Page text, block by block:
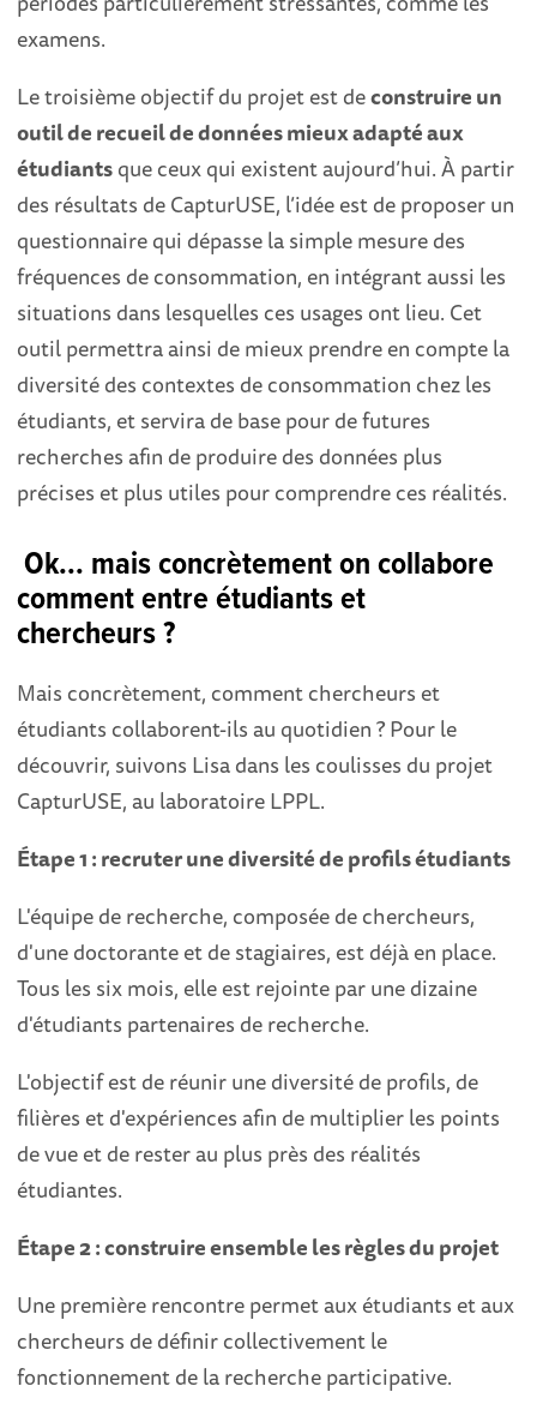
examens.
Le troisième objectif du projet est deconstruire un
outil de recueil de données mieux adapté aux
étudiantsque ceux qui existent aujourd’hui. À partir
des résultats de CapturUSE, l’idée est de proposer un
questionnaire qui dépasse la simple mesure des
fréquences de consommation, en intégrant aussi les
situations dans lesquelles ces usages ont lieu. Cet
outil permettra ainsi de mieux prendre en compte la
diversité des contextes de consommation chez les
étudiants, et servira de base pour de futures
recherches afin de produire des données plus
précises et plus utiles pour comprendre ces réalités.
Ok... mais concrètement on collabore
comment entre étudiants et
chercheurs ?
Mais concrètement, comment chercheurs et
étudiants collaborent-ils au quotidien ? Pour le
découvrir, suivons Lisa dans les coulisses du projet
CapturUSE, au laboratoire LPPL.
Étape 1 : recruter une diversité de profils étudiants
L'équipe de recherche, composée de chercheurs,
d'une doctorante et de stagiaires, est déjà en place.
Tous les six mois, elle est rejointe par une dizaine
d'étudiants partenaires de recherche.
L'objectif est de réunir une diversité de profils, de
filières et d'expériences afin de multiplier les points
de vue et de rester au plus près des réalités
étudiantes.
Étape 2 : construire ensemble les règles du projet
Une première rencontre permet aux étudiants et aux
chercheurs de définir collectivement le
fonctionnement de la recherche participative.